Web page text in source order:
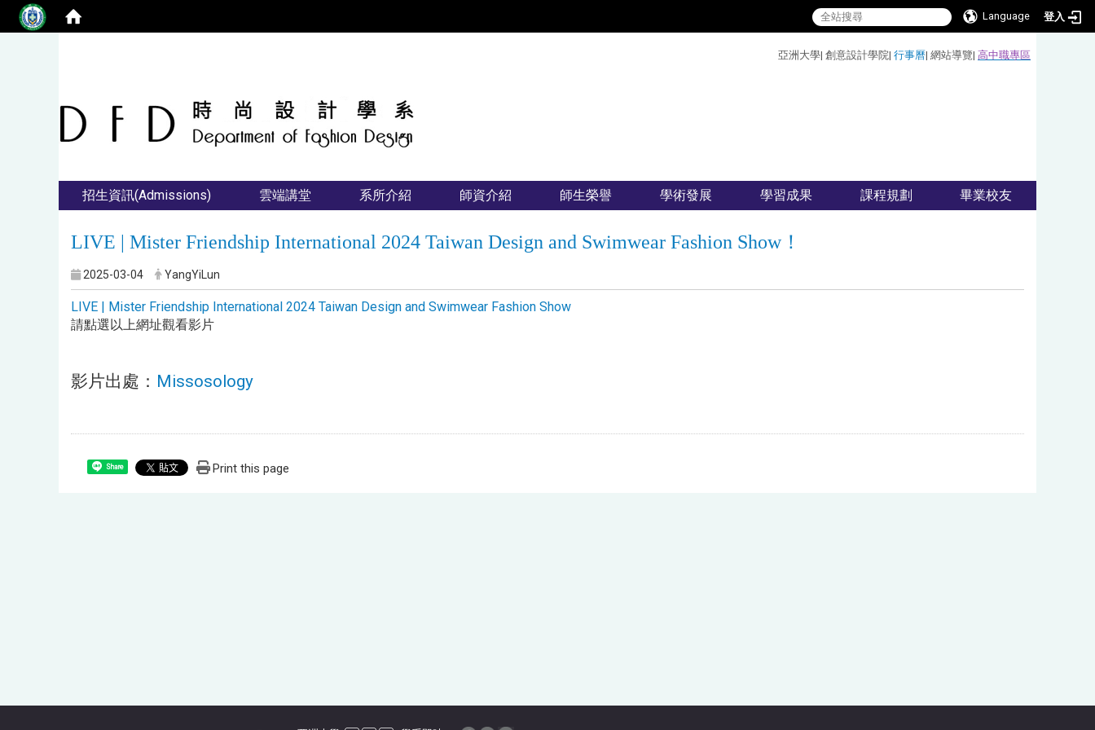
Language 登入
亞洲大學| 創意設計學院| 行事曆| 網站導覽| 高中職專區
招生資訊(Admissions) 雲端講堂 系所介紹 師資介紹 師生榮譽 學術發展 學習成果 課程規劃 畢業校友
LIVE | Mister Friendship International 2024 Taiwan Design and Swimwear Fashion Show！
2025-03-04 YangYiLun
LIVE | Mister Friendship International 2024 Taiwan Design and Swimwear Fashion Show
請點選以上網址觀看影片
影片出處： Missosology
Share Print this page